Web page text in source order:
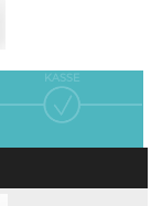
KASSE